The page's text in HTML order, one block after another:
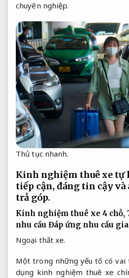
chuyên nghiệp.
Thủ tục nhanh.
Kinh nghiệm thuê xe tự
tiếp cận, đáng tin cậy và
trả góp.
Kinh nghiệm thuê xe 4 chỗ,
nhu cầu Đáp ứng nhu cầu
Ngoại thất xe.
Một trong những yếu tố có
dụng kinh nghiệm thuê xe